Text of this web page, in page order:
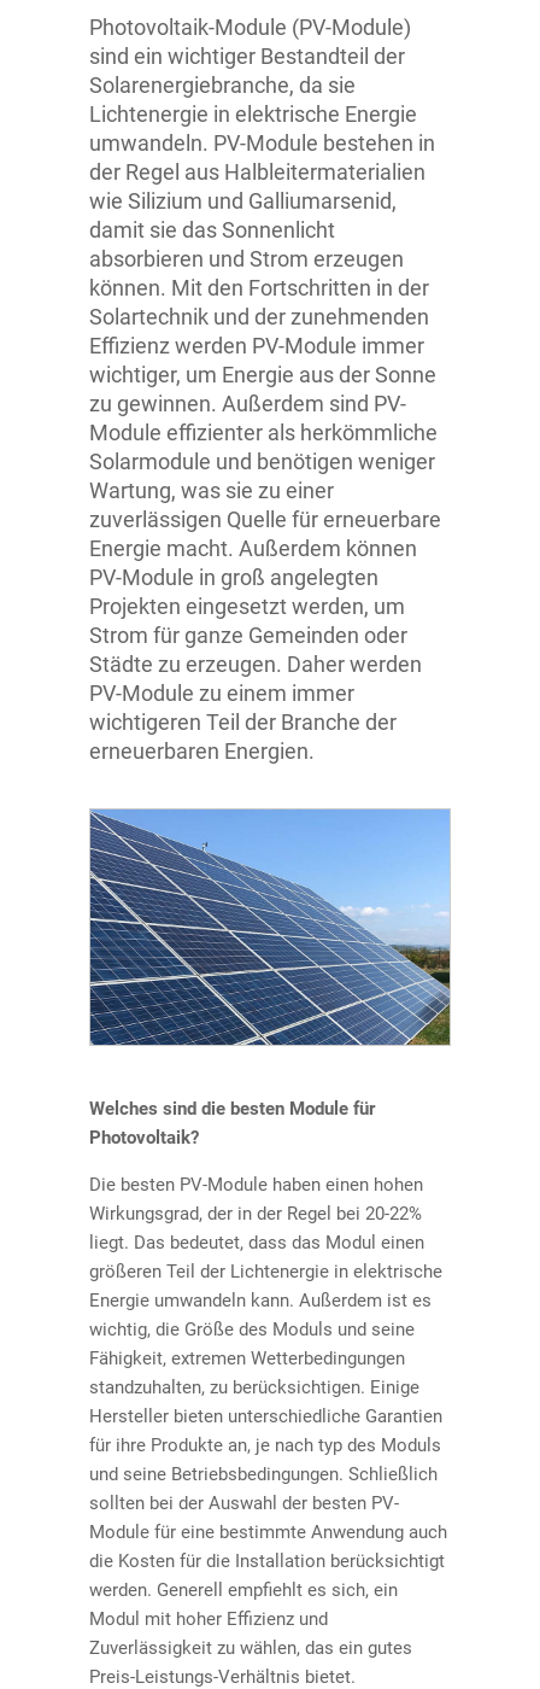
Auf dem Hausdach
Für Gewerbe
Als Option für Kapitalanleger
Solarenergie speichern
Solarversicherung
Solaranlage Einspeisevergütung
Referenzanlagen
Datenblatt Glas/Glas Full Black
Solaranlage Kaiserslautern
Solaranlage Neunkirchen
Sonderkündigungsrecht
Ratgeber
Datenschutz
Disclaimer
Impressum
Photovoltaik-Module (PV-Module)
sind ein wichtiger Bestandteil der
Solarenergiebranche, da sie
Lichtenergie in elektrische Energie
umwandeln. PV-Module bestehen in
der Regel aus Halbleitermaterialien
wie Silizium und Galliumarsenid,
damit sie das Sonnenlicht
absorbieren und Strom erzeugen
können. Mit den Fortschritten in der
Solartechnik und der zunehmenden
Effizienz werden PV-Module immer
wichtiger, um Energie aus der Sonne
zu gewinnen. Außerdem sind PV-
Module effizienter als herkömmliche
Solarmodule und benötigen weniger
Wartung, was sie zu einer
zuverlässigen Quelle für erneuerbare
Energie macht. Außerdem können
PV-Module in groß angelegten
Projekten eingesetzt werden, um
Strom für ganze Gemeinden oder
Städte zu erzeugen. Daher werden
PV-Module zu einem immer
wichtigeren Teil der Branche der
erneuerbaren Energien.
Welches sind die besten Module für
Photovoltaik?
Die besten PV-Module haben einen hohen
Wirkungsgrad, der in der Regel bei 20-22%
liegt. Das bedeutet, dass das Modul einen
größeren Teil der Lichtenergie in elektrische
Energie umwandeln kann. Außerdem ist es
wichtig, die Größe des Moduls und seine
Fähigkeit, extremen Wetterbedingungen
standzuhalten, zu berücksichtigen. Einige
Hersteller bieten unterschiedliche Garantien
für ihre Produkte an, je nach typ des Moduls
und seine Betriebsbedingungen. Schließlich
sollten bei der Auswahl der besten PV-
Module für eine bestimmte Anwendung auch
die Kosten für die Installation berücksichtigt
werden. Generell empfiehlt es sich, ein
Modul mit hoher Effizienz und
Zuverlässigkeit zu wählen, das ein gutes
Preis-Leistungs-Verhältnis bietet.